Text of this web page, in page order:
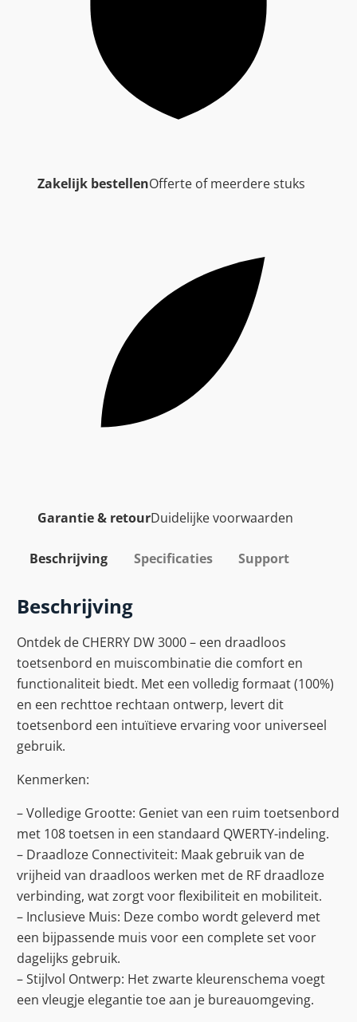
Zakelijk bestellenOfferte of meerdere stuks
Garantie & retourDuidelijke voorwaarden
Beschrijving Specificaties Support
Beschrijving
Ontdek de CHERRY DW 3000 – een draadloos
toetsenbord en muiscombinatie die comfort en
functionaliteit biedt. Met een volledig formaat (100%)
en een rechttoe rechtaan ontwerp, levert dit
toetsenbord een intuïtieve ervaring voor universeel
gebruik.
Kenmerken:
– Volledige Grootte: Geniet van een ruim toetsenbord
met 108 toetsen in een standaard QWERTY-indeling.
– Draadloze Connectiviteit: Maak gebruik van de
vrijheid van draadloos werken met de RF draadloze
verbinding, wat zorgt voor flexibiliteit en mobiliteit.
– Inclusieve Muis: Deze combo wordt geleverd met
een bijpassende muis voor een complete set voor
dagelijks gebruik.
– Stijlvol Ontwerp: Het zwarte kleurenschema voegt
een vleugje elegantie toe aan je bureauomgeving.